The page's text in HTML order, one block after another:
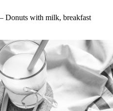
Donuts with milk, breakfast